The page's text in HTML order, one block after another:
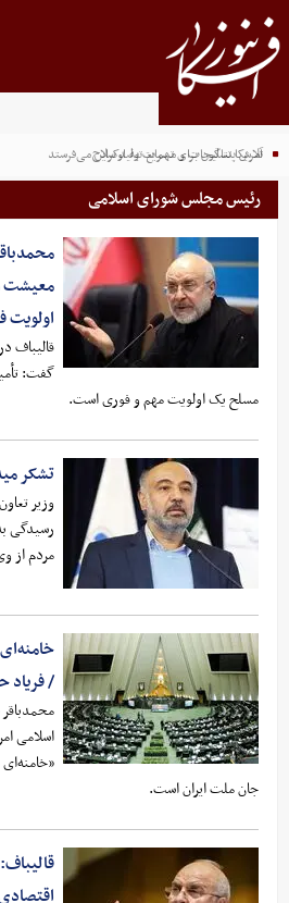
آمریکا تسلیحات و مهمات به اوکراین می‌فرستد
تلاش پنتاگون برای تسریع تولید سلاح
رئیس مجلس شورای اسلامی
معیشت
قالیباف
گفت:
مسلح یک اولویت مهم و فوری است.
تشکر
وزیر
رسیدگی
مردم از
/ فریاد
اسلامی
«خامنه‌ای
جان ملت ایران است.